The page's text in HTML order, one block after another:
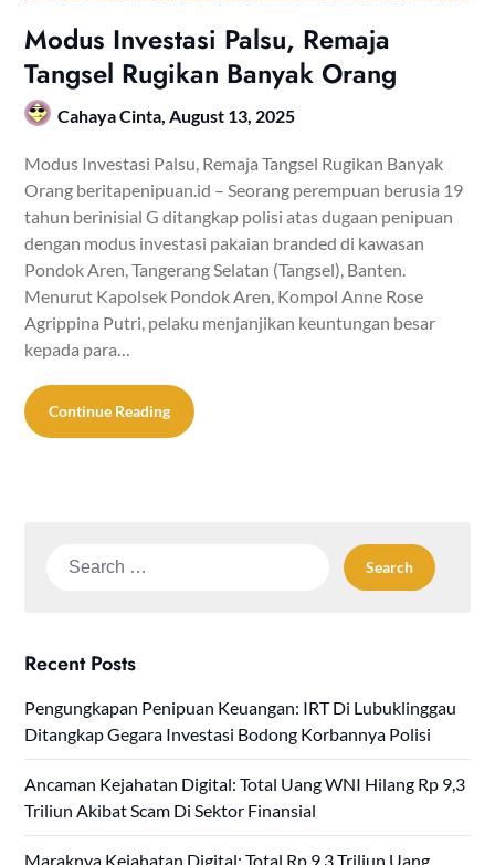
Modus Investasi Palsu, Remaja
Tangsel Rugikan Banyak Orang
Cahaya Cinta,August 13, 2025
Modus Investasi Palsu, Remaja Tangsel Rugikan Banyak
Orang beritapenipuan.id – Seorang perempuan berusia 19
tahun berinisial G ditangkap polisi atas dugaan penipuan
dengan modus investasi pakaian branded di kawasan
Pondok Aren, Tangerang Selatan (Tangsel), Banten.
Menurut Kapolsek Pondok Aren, Kompol Anne Rose
Agrippina Putri, pelaku menjanjikan keuntungan besar
kepada para…
Continue Reading
Search
Recent Posts
Pengungkapan Penipuan Keuangan: IRT Di Lubuklinggau
Ditangkap Gegara Investasi Bodong Korbannya Polisi
Ancaman Kejahatan Digital: Total Uang WNI Hilang Rp 9,3
Triliun Akibat Scam Di Sektor Finansial
Maraknya Kejahatan Digital: Total Rp 9,3 Triliun Uang